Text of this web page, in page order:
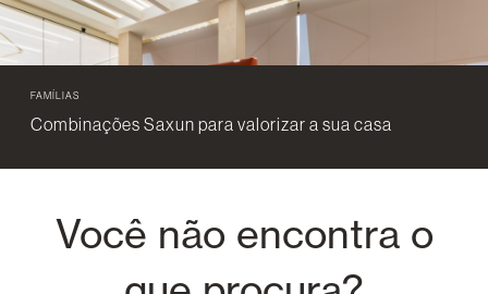
FAMÍLIAS
Combinações Saxun para valorizar a sua casa
Você não encontra o